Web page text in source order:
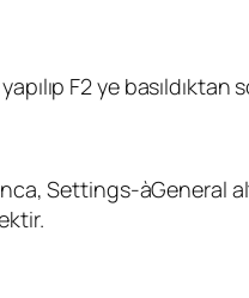
F2 ye basıldıktan
Settings-àGeneral